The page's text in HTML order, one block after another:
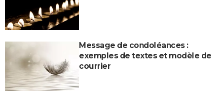
Message de condoléances :
exemples de textes et modèle de
courrier